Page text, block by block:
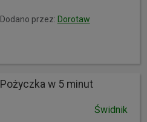
Dodano przez: Dorotaw
Pożyczka w 5 minut
Świdnik